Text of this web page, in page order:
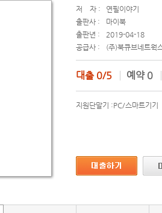
저 자 :
연필이야기
출판사 :
마이북
출판년 :
2019-04-18
공급사 :
(주)북큐브네트
대출 0/5 예약 0
지원단말기 :PC/스마트기기